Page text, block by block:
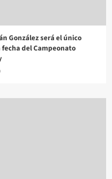
González será el único
del Campeonato